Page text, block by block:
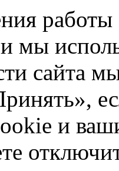
работы
мы
сайта
и